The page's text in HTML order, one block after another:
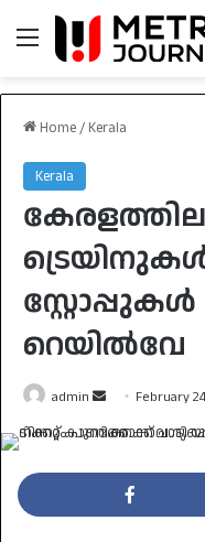
Menu
Home / Kerala
Kerala
റെയിൽവേ
admin
Send
an
February